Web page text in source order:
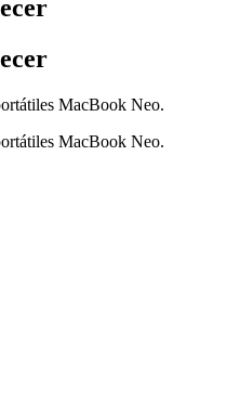
MacBook Neo.
MacBook Neo.